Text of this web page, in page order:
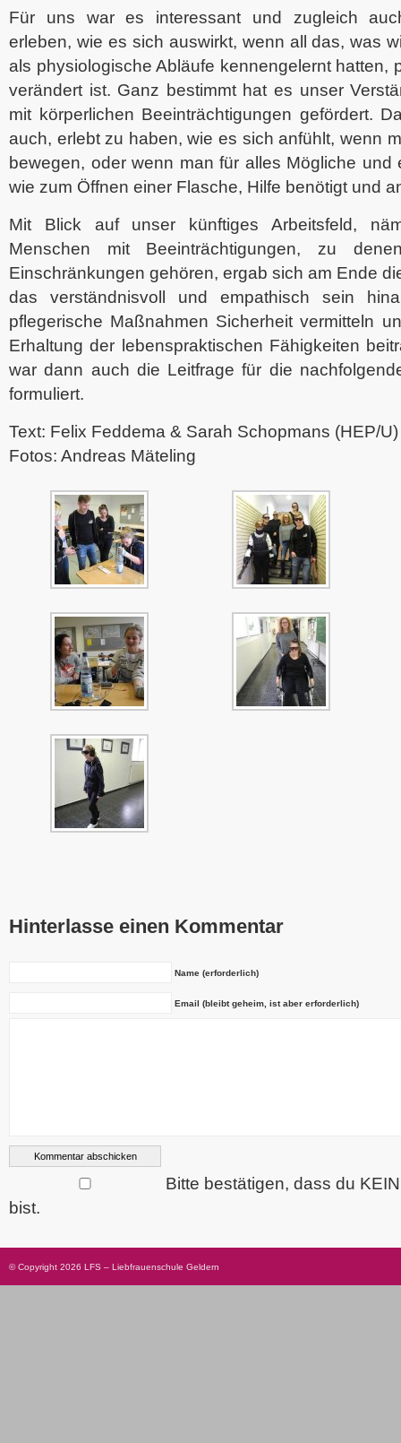
Für uns war es interessant und zugleich
erleben, wie es sich auswirkt, wenn all das, was
als physiologische Abläufe kennengelernt hatten,
verändert ist. Ganz bestimmt hat es unser
mit körperlichen Beeinträchtigungen gefördert.
auch, erlebt zu haben, wie es sich anfühlt, wenn
bewegen, oder wenn man für alles Mögliche und
wie zum Öffnen einer Flasche, Hilfe benötigt und
Mit Blick auf unser künftiges Arbeitsfeld,
Menschen mit Beeinträchtigungen, zu
Einschränkungen gehören, ergab sich am Ende
das verständnisvoll und empathisch sein
pflegerische Maßnahmen Sicherheit vermitteln
Erhaltung der lebenspraktischen Fähigkeiten
war dann auch die Leitfrage für die
formuliert.
Text: Felix Feddema & Sarah Schopmans (HEP/U)
Fotos: Andreas Mäteling
Hinterlasse einen Kommentar
Name (erforderlich)
Email (bleibt geheim, ist aber erforderlich)
Bitte bestätigen, dass du
bist.
© Copyright 2026 LFS – Liebfrauenschule Geldern